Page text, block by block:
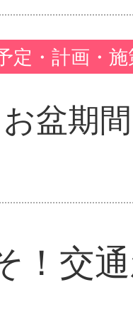
定・計画・
盆期
！交